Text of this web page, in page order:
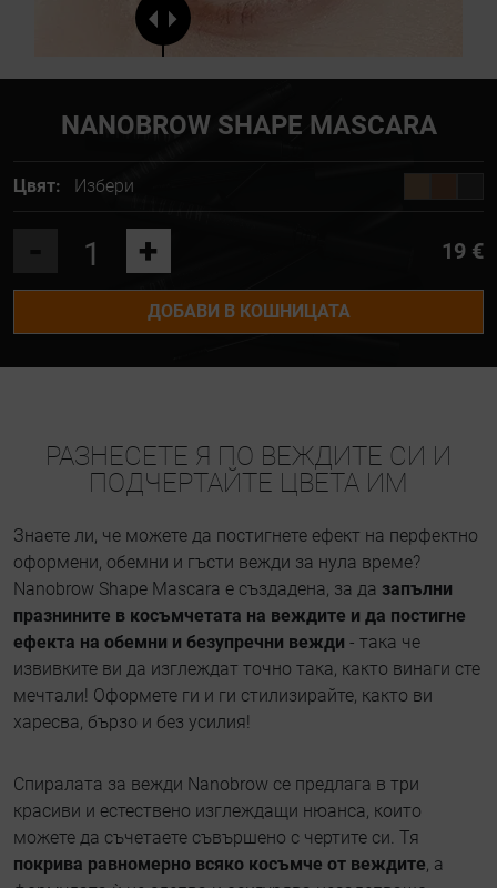
NANOBROW SHAPE MASCARA
Цвят: Избери
+ 19 €
ДОБАВИ В КОШНИЦАТА
РАЗНЕСЕТЕ Я ПО ВЕЖДИТЕ СИ И
ПОДЧЕРТАЙТЕ ЦВЕТА ИМ
Знаете ли, че можете да постигнете ефект на перфектно
оформени, обемни и гъсти вежди за нула време?
Nanobrow Shape Mascara е създадена, за да запълни
празнините в косъмчетата на веждите и да постигне
ефекта на обемни и безупречни вежди - така че
извивките ви да изглеждат точно така, както винаги сте
мечтали! Оформете ги и ги стилизирайте, както ви
харесва, бързо и без усилия!
Спиралата за вежди Nanobrow се предлага в три
красиви и естествено изглеждащи нюанса, които
можете да съчетаете съвършено с чертите си. Тя
покрива равномерно всяко косъмче от веждите, а